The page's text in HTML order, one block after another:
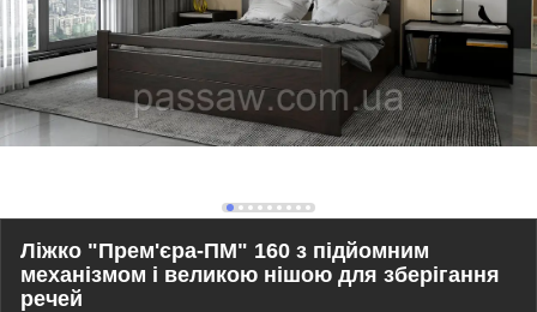
Ліжко "Прем'єра-ПМ" 160 з підйомним
механізмом і великою нішою для зберігання
речей